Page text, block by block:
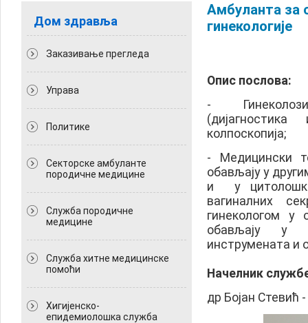
Дом здравља
Заказивање прегледа
Управа
Политикe
Секторске амбуланте
породичне медицине
Служба породичне
медицине
Служба хитне медицинске
помоћи
Хигијенско-
епидемиолошка служба
Амбуланта за
гинекологије
Опис послова:
-
колпоскопија;
- Медицински
обављају у
и у
вагиналних
гинекологом у
обављају у
инструмената и
Начелник
др Бојан